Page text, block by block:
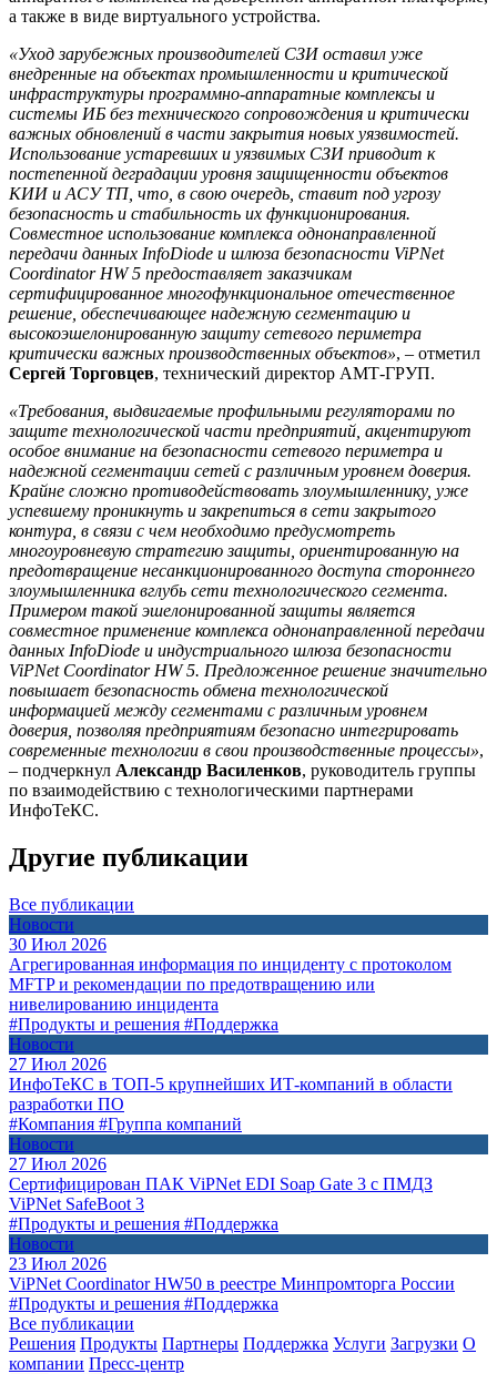
а также в виде виртуального устройства.
«Уход зарубежных производителей СЗИ оставил уже
внедренные на объектах промышленности и критической
инфраструктуры программно-аппаратные комплексы и
системы ИБ без технического сопровождения и критически
важных обновлений в части закрытия новых уязвимостей.
Использование устаревших и уязвимых СЗИ приводит к
постепенной деградации уровня защищенности объектов
КИИ и АСУ ТП, что, в свою очередь, ставит под угрозу
безопасность и стабильность их функционирования.
Совместное использование комплекса однонаправленной
передачи данных InfoDiode и шлюза безопасности ViPNet
Coordinator HW 5 предоставляет заказчикам
сертифицированное многофункциональное отечественное
решение, обеспечивающее надежную сегментацию и
высокоэшелонированную защиту сетевого периметра
критически важных производственных объектов», – отметил
Сергей Торговцев, технический директор АМТ-ГРУП.
«Требования, выдвигаемые профильными регуляторами по
защите технологической части предприятий, акцентируют
особое внимание на безопасности сетевого периметра и
надежной сегментации сетей с различным уровнем доверия.
Крайне сложно противодействовать злоумышленнику, уже
успевшему проникнуть и закрепиться в сети закрытого
контура, в связи с чем необходимо предусмотреть
многоуровневую стратегию защиты, ориентированную на
предотвращение несанкционированного доступа стороннего
злоумышленника вглубь сети технологического сегмента.
Примером такой эшелонированной защиты является
совместное применение комплекса однонаправленной передачи
данных InfoDiode и индустриального шлюза безопасности
ViPNet Coordinator HW 5. Предложенное решение значительно
повышает безопасность обмена технологической
информацией между сегментами с различным уровнем
доверия, позволяя предприятиям безопасно интегрировать
современные технологии в свои производственные процессы»,
– подчеркнул Александр Василенков, руководитель группы
по взаимодействию с технологическими партнерами
ИнфоТеКС.
Другие публикации
Все публикации
Новости
30 Июл 2026
Агрегированная информация по инциденту с протоколом
MFTP и рекомендации по предотвращению или
нивелированию инцидента
#Продукты и решения #Поддержка
Новости
27 Июл 2026
ИнфоТеКС в ТОП-5 крупнейших ИТ-компаний в области
разработки ПО
#Компания #Группа компаний
Новости
27 Июл 2026
Сертифицирован ПАК ViPNet EDI Soap Gate 3 с ПМДЗ
ViPNet SafeBoot 3
#Продукты и решения #Поддержка
Новости
23 Июл 2026
ViPNet Coordinator HW50 в реестре Минпромторга России
#Продукты и решения #Поддержка
Все публикации
Решения Продукты Партнeры Поддержка Услуги Загрузки О
компании Пресс-центр